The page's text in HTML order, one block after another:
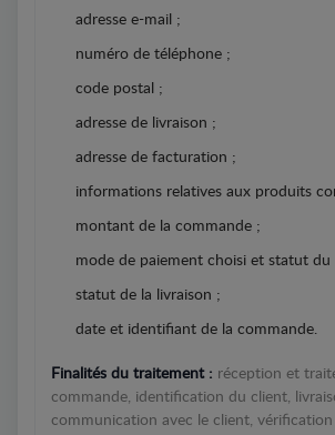
adresse e-mail ;
numéro de téléphone ;
code postal ;
adresse de livraison ;
adresse de facturation ;
informations relatives aux produits
montant de la commande ;
mode de paiement choisi et statut du
statut de la livraison ;
date et identifiant de la commande.
Finalités du traitement : réception et
commande, identification du client,
communication avec le client,